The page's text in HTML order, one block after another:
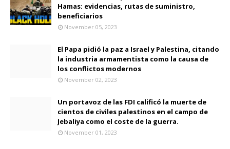
Hamas: evidencias, rutas de suministro,
beneficiarios
November 05, 2023
El Papa pidió la paz a Israel y Palestina, citando
la industria armamentista como la causa de
los conflictos modernos
November 02, 2023
Un portavoz de las FDI calificó la muerte de
cientos de civiles palestinos en el campo de
Jebaliya como el coste de la guerra.
November 01, 2023